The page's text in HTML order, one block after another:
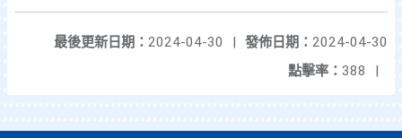
發佈日期： 2024-04-30
最後更新日期： 2024-04-30
|
點擊率： 388 |